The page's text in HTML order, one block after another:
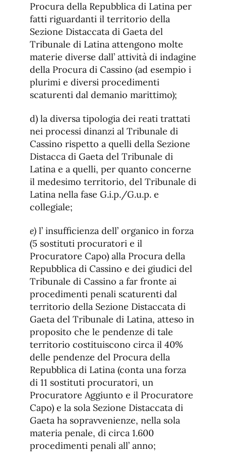
Procura della Repubblica di Latina per
fatti riguardanti il territorio della
Sezione Distaccata di Gaeta del
Tribunale di Latina attengono molte
materie diverse dall’ attività di indagine
della Procura di Cassino (ad esempio i
plurimi e diversi procedimenti
scaturenti dal demanio marittimo);
d) la diversa tipologia dei reati trattati
nei processi dinanzi al Tribunale di
Cassino rispetto a quelli della Sezione
Distacca di Gaeta del Tribunale di
Latina e a quelli, per quanto concerne
il medesimo territorio, del Tribunale di
Latina nella fase G.i.p./G.u.p. e
collegiale;
e) l’ insufficienza dell’ organico in forza
(5 sostituti procuratori e il
Procuratore Capo) alla Procura della
Repubblica di Cassino e dei giudici del
Tribunale di Cassino a far fronte ai
procedimenti penali scaturenti dal
territorio della Sezione Distaccata di
Gaeta del Tribunale di Latina, atteso in
proposito che le pendenze di tale
territorio costituiscono circa il 40%
delle pendenze del Procura della
Repubblica di Latina (conta una forza
di 11 sostituti procuratori, un
Procuratore Aggiunto e il Procuratore
Capo) e la sola Sezione Distaccata di
Gaeta ha sopravvenienze, nella sola
materia penale, di circa 1.600
procedimenti penali all’ anno;